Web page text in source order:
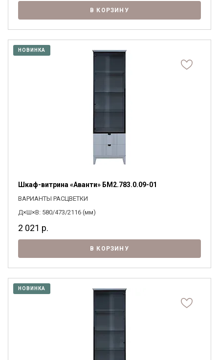
В КОРЗИНУ
НОВИНКА
Шкаф-витрина «Аванти» БМ2.783.0.09-01
ВАРИАНТЫ РАСЦВЕТКИ
Д×Ш×В: 580/473/2116 (мм)
2 021 р.
В КОРЗИНУ
НОВИНКА